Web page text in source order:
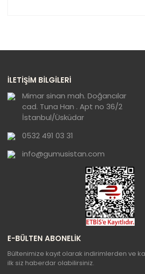
görüntülenemiyor.
Ürün açıklamasında eksik
Ürün bilgilerinde hatalar
Ürün fiyatı diğer sitelerden
Bu ürüne benzer farklı
Gönder
İLETİŞİM BİLGİLERİ
Mimar sinan mah. Doğancılar
cad. Tuna Han . Apt no 36/2
İstanbul/Üsküdar
0532 491 03 31
info@gumusistan.com
E-BÜLTEN ABONELİK
Bültenimize kayıt olarak indirimlerden ve
ilk siz haberdar olabilirsiniz.